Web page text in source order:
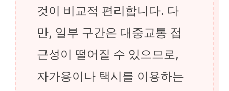
것이 비교적 편리합니다. 다
만, 일부 구간은 대중교통 접
근성이 떨어질 수 있으므로,
자가용이나 택시를 이용하는